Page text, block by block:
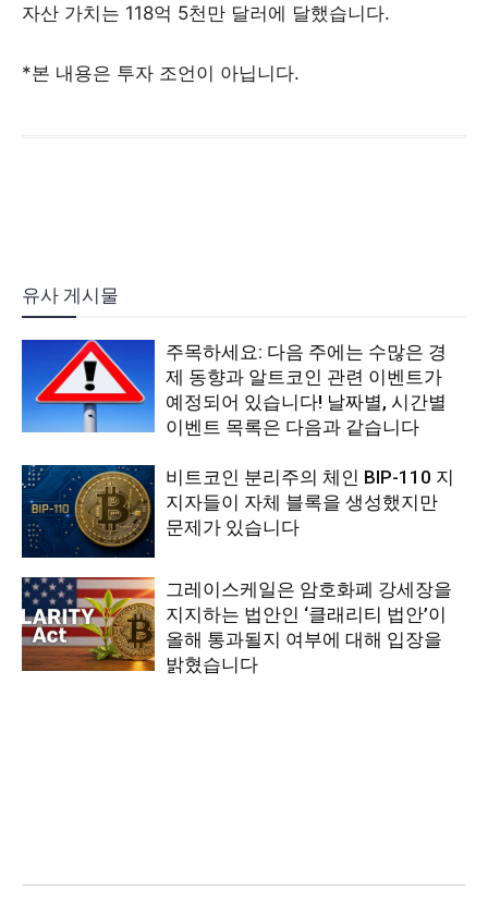
자산 가치는 118억 5천만 달러에 달했습니다.
*본 내용은 투자 조언이 아닙니다.
유사 게시물
주목하세요: 다음 주에는 수많은 경
제 동향과 알트코인 관련 이벤트가
예정되어 있습니다! 날짜별, 시간별
이벤트 목록은 다음과 같습니다
비트코인 분리주의 체인 BIP-110 지
지자들이 자체 블록을 생성했지만
문제가 있습니다
그레이스케일은 암호화폐 강세장을
지지하는 법안인 ‘클래리티 법안’이
올해 통과될지 여부에 대해 입장을
밝혔습니다